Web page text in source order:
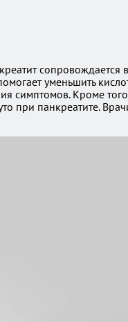
сопровождается
уменьшить
симптомов. Кроме
при панкреатите.